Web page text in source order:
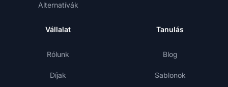
Alternatívák
Vállalat
Rólunk
Díjak
Tanulás
Blog
Sablonok